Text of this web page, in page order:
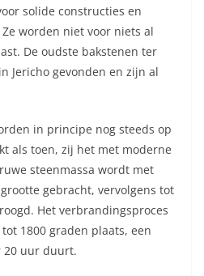
solide constructies en
Ze worden niet voor niets al
De oudste bakstenen ter
Jericho gevonden en zijn al
in principe nog steeds op
als toen, zij het met moderne
steenmassa wordt met
gebracht, vervolgens tot
Het verbrandingsproces
1800 graden plaats, een
20 uur duurt.